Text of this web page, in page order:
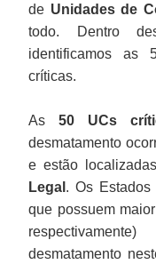
de Unidades de
todo. Dentro
identificamos as
críticas.
As50 UCs
desmatamento
e estão
Legal . Os Estados
que possuem
desmatamento